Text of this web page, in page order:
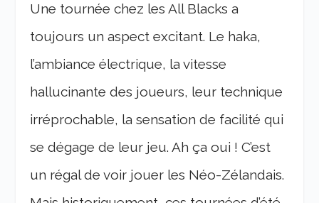
Une tournée chez les All Blacks a
toujours un aspect excitant. Le haka,
l’ambiance électrique, la vitesse
hallucinante des joueurs, leur technique
irréprochable, la sensation de facilité qui
se dégage de leur jeu. Ah ça oui ! C’est
un régal de voir jouer les Néo-Zélandais.